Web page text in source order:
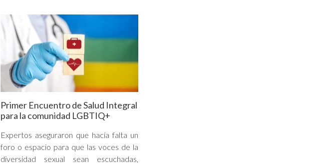
Primer Encuentro de Salud Integral
para la comunidad LGBTIQ+
Expertos aseguraron que hacía falta un
foro o espacio para que las voces de la
diversidad sexual sean escuchadas,